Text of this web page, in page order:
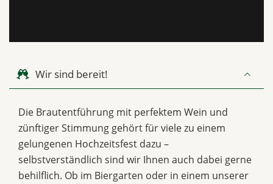
Wir sind bereit!
Die Brautentführung mit perfektem Wein und
zünftiger Stimmung gehört für viele zu einem
gelungenen Hochzeitsfest dazu –
selbstverständlich sind wir Ihnen auch dabei gerne
behilflich. Ob im Biergarten oder in einem unserer